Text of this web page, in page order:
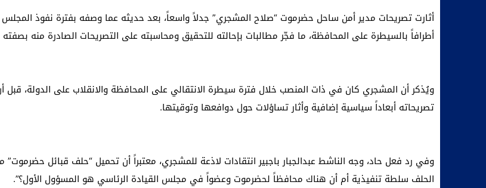
أثارت تصريحات مدير أمن ساحل حضرموت “صلاح المشجري” جدلاً واسعاً، بعد حديثه عما وصفه بفترة نفوذ المجلس
أطرافاً بالسيطرة على المحافظة، ما فجّر مطالبات بإحالته للتحقيق ومحاسبته على التصريحات الصادرة منه بصفته
ويُذكر أن المشجري كان في ذات المنصب خلال فترة سيطرة الانتقالي على المحافظة والانقلاب على الدولة،
تصريحاته أبعاداً سياسية إضافية وأثار تساؤلات حول دوافعها وتوقيتها.
وفي رد فعل حاد، وجه الناشط عبدالجبار باجبير انتقادات لاذعة للمشجري، معتبراً أن تحميل “حلف قبائل
الحلف سلطة تنفيذية أم أن هناك محافظاً لحضرموت وعضواً في مجلس القيادة الرئاسي هو المسؤول الأول؟”.